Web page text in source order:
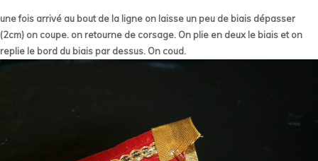
une fois arrivé au bout de la ligne on laisse un peu de biais dépasser
(2cm) on coupe. on retourne de corsage. On plie en deux le biais et on
replie le bord du biais par dessus. On coud.